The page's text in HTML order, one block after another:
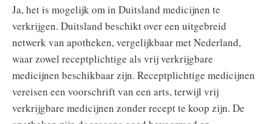
Ja, het is mogelijk om in Duitsland medicijnen te
verkrijgen. Duitsland beschikt over een uitgebreid
netwerk van apotheken, vergelijkbaar met Nederland,
waar zowel receptplichtige als vrij verkrijgbare
medicijnen beschikbaar zijn. Receptplichtige medicijnen
vereisen een voorschrift van een arts, terwijl vrij
verkrijgbare medicijnen zonder recept te koop zijn. De